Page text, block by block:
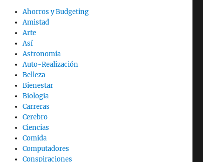
Ahorros y Budgeting
Amistad
Arte
Así
Astronomía
Auto-Realización
Belleza
Bienestar
Biologia
Carreras
Cerebro
Ciencias
Comida
Computadores
Conspiraciones